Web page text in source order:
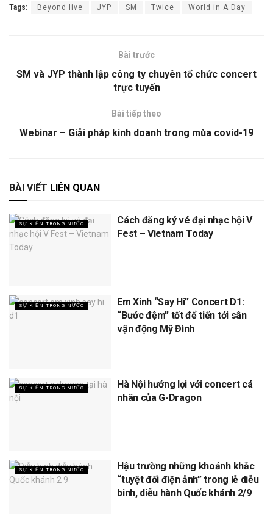
Tags: Beyond live JYP SM Twice World in A Day
Bài trước
SM và JYP thành lập công ty chuyên tổ chức concert
trực tuyến
Bài tiếp theo
Webinar – Giải pháp kinh doanh trong mùa covid-19
BÀI VIẾT LIÊN QUAN
SỰ KIỆN TRONG NƯỚC
Cách đăng ký vé đại nhạc hội V
Fest – Vietnam Today
SỰ KIỆN TRONG NƯỚC
Em Xinh “Say Hi” Concert D1:
“Bước đệm” tốt để tiến tới sân
vận động Mỹ Đình
SỰ KIỆN TRONG NƯỚC
Hà Nội hưởng lợi với concert cá
nhân của G-Dragon
SỰ KIỆN TRONG NƯỚC
Hậu trường những khoảnh khắc
“tuyệt đối điện ảnh” trong lễ diễu
binh, diễu hành Quốc khánh 2/9